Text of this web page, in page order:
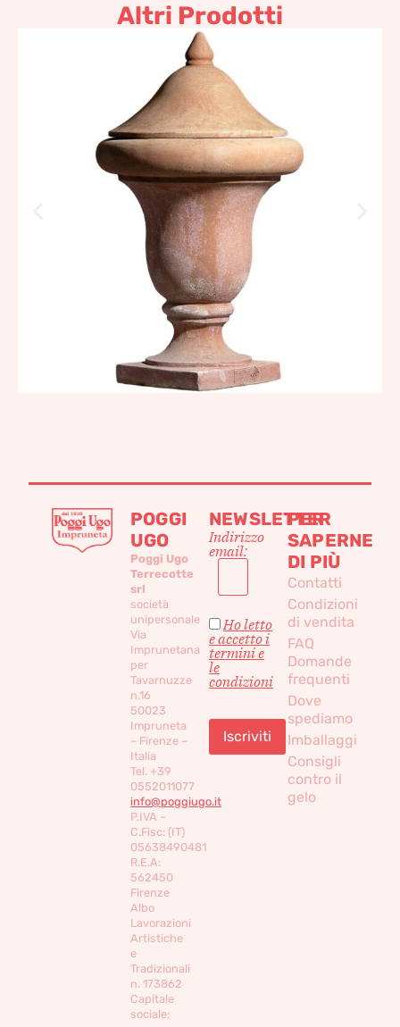
Altri Prodotti
Vaso “La Carbonaia”
920,20€–1.104,23
POGGI
UGO
Poggi Ugo
Terrecotte
srl
società
unipersonale
Via
Imprunetana
per
Tavarnuzze
n.16
50023
Impruneta
– Firenze –
Italia
Tel. +39
0552011077
info@poggiugo.it
P.IVA –
C.Fisc: (IT)
05638490481
R.E.A:
562450
Firenze
Albo
Lavorazioni
Artistiche
e
Tradizionali
n. 173862
Capitale
sociale:
NEWSLETTER
Indirizzo
email:
Ho letto
e accetto i
termini e
le
condizioni
PER
SAPERNE
DI PIÙ
Contatti
Condizioni
di vendita
FAQ
Domande
frequenti
Dove
spediamo
Imballaggi
Consigli
contro il
gelo